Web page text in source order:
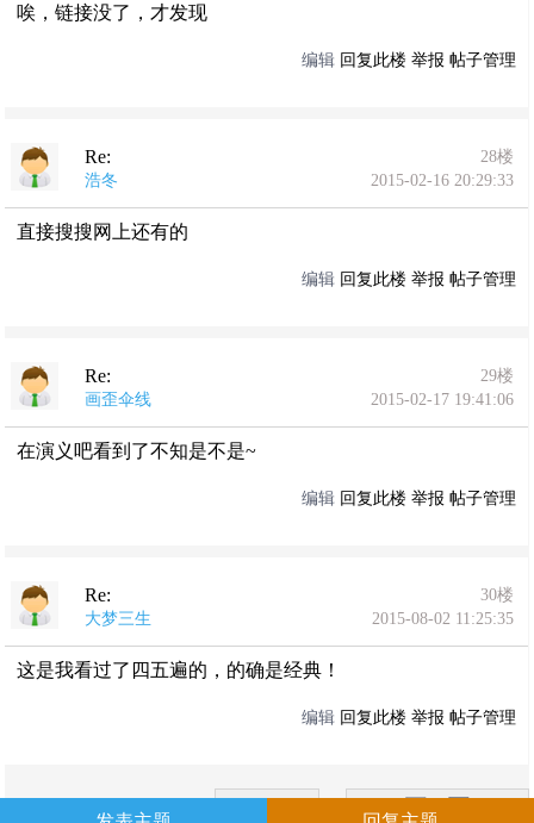
唉，链接没了，才发现
编辑 回复此楼 举报 帖子管理
Re:
28楼
浩冬
2015-02-16 20:29:33
直接搜搜网上还有的
编辑 回复此楼 举报 帖子管理
Re:
29楼
画歪伞线
2015-02-17 19:41:06
在演义吧看到了不知是不是~
编辑 回复此楼 举报 帖子管理
Re:
30楼
大梦三生
2015-08-02 11:25:35
这是我看过了四五遍的，的确是经典！
编辑 回复此楼 举报 帖子管理
下一页
1/2